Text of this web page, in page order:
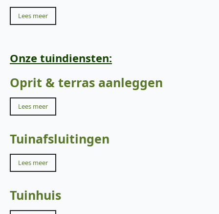
Lees meer
Onze tuindiensten:
Oprit & terras aanleggen
Lees meer
Tuinafsluitingen
Lees meer
Tuinhuis